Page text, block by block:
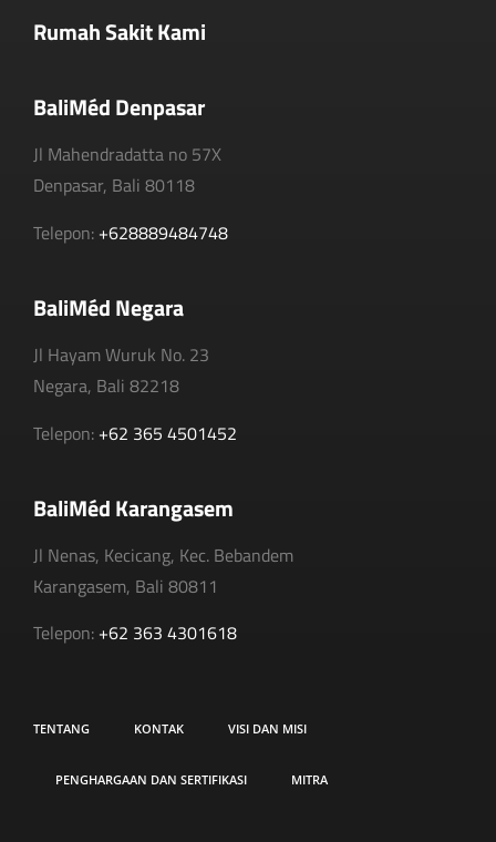
Rumah Sakit Kami
BaliMéd Denpasar
Jl Mahendradatta no 57X
Denpasar, Bali 80118
Telepon: +628889484748
BaliMéd Negara
Jl Hayam Wuruk No. 23
Negara, Bali 82218
Telepon: +62 365 4501452
BaliMéd Karangasem
Jl Nenas, Kecicang, Kec. Bebandem
Karangasem, Bali 80811
Telepon: +62 363 4301618
TENTANG KONTAK VISI DAN MISI
PENGHARGAAN DAN SERTIFIKASI MITRA